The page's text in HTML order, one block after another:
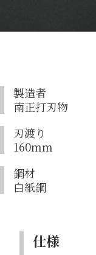
製造者
南正打刃物
刃渡り
160mm
鋼材
白紙鋼
仕様